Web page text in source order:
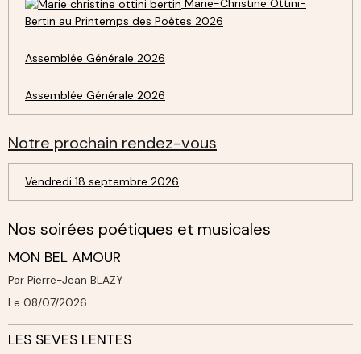
Bertin au Printemps des Poètes 2026
Assemblée Générale 2026
Assemblée Générale 2026
Notre prochain rendez-vous
Vendredi 18 septembre 2026
Nos soirées poétiques et musicales
MON BEL AMOUR
Par Pierre-Jean BLAZY
Le 08/07/2026
LES SEVES LENTES